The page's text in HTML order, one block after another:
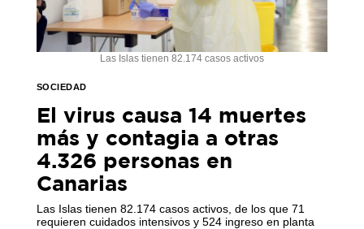
Las Islas tienen 82.174 casos activos
SOCIEDAD
El virus causa 14 muertes
más y contagia a otras
4.326 personas en
Canarias
Las Islas tienen 82.174 casos activos, de los que 71
requieren cuidados intensivos y 524 ingreso en planta